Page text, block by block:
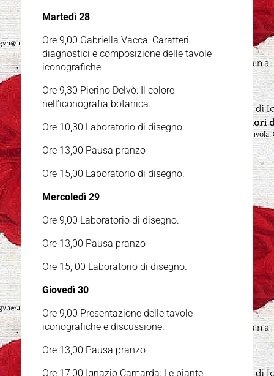
Martedì 28
Ore 9,00 Gabriella Vacca: Caratteri
diagnostici e composizione delle tavole
iconografiche.
Ore 9,30 Pierino Delvò: Il colore
nell’iconografia botanica.
Ore 10,30 Laboratorio di disegno.
Ore 13,00 Pausa pranzo
Ore 15,00 Laboratorio di disegno.
Mercoledì 29
Ore 9,00 Laboratorio di disegno.
Ore 13,00 Pausa pranzo
Ore 15, 00 Laboratorio di disegno.
Giovedì 30
Ore 9,00 Presentazione delle tavole
iconografiche e discussione.
Ore 13,00 Pausa pranzo
Ore 17,00 Ignazio Camarda: Le piante